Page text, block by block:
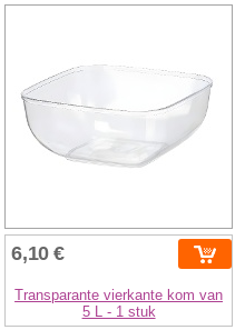
6,10 €
Transparante vierkante kom van
5 L - 1 stuk